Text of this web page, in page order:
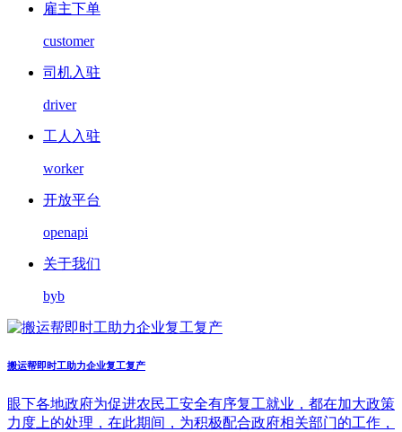
雇主下单
customer
司机入驻
driver
工人入驻
worker
开放平台
openapi
关于我们
byb
搬运帮即时工助力企业复工复产
眼下各地政府为促进农民工安全有序复工就业，都在加大政策
力度上的处理，在此期间，为积极配合政府相关部门的工作，